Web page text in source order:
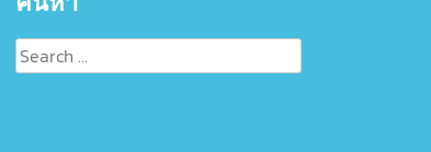
Search
for: